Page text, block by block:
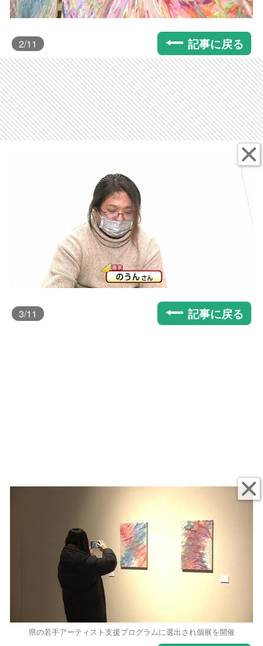
2/11 記事に戻る
3/11 記事に戻る
県の若手アーティスト支援プログラムに選出され個展を開催